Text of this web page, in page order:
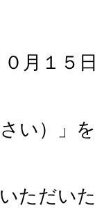
月１５
い）」
ただい